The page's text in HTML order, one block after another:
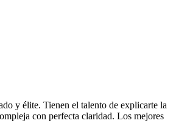
y élite. Tienen el talento de explicarte la
con perfecta claridad. Los mejores